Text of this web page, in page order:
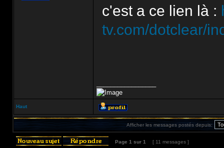
c'est a ce lien là :
tv.com/dotclear/
Haut
Afficher les messages postés depuis:
Page 1 sur 1 [ 11 messages ]